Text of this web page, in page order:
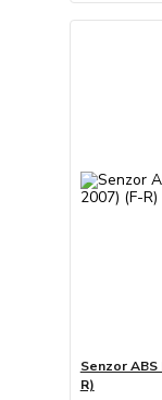
Senzor ABS
R)